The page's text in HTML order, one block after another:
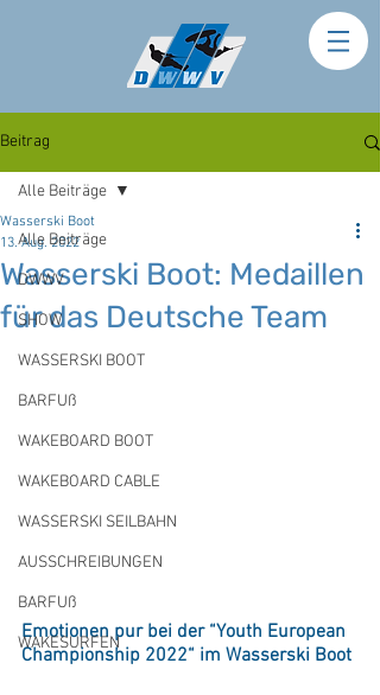
Beitrag
Alle Beiträge
DWWV
SHOW
WASSERSKI BOOT
BARFUß
WAKEBOARD BOOT
WAKEBOARD CABLE
WASSERSKI SEILBAHN
AUSSCHREIBUNGEN
BARFUß
WAKESURFEN
Alle Beiträge
Wasserski Boot: Medaillen
für das Deutsche Team
Wasserski Boot
13. Aug. 2022
Emotionen pur bei der “Youth European
Championship 2022“ im Wasserski Boot